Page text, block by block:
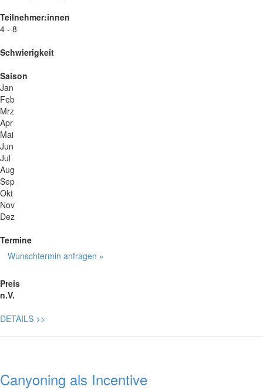
Teilnehmer:innen
4 - 8
Schwierigkeit
Saison
Jan
Feb
Mrz
Apr
Mai
Jun
Jul
Aug
Sep
Okt
Nov
Dez
Termine
Wunschtermin anfragen »
Preis
n.V.
DETAILS >>
Canyoning als Incentive